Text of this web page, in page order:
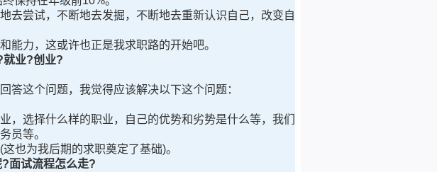
尝试，不断地去发掘，不断地去重新认识自己，改变自
力，这或许也正是我求职路的开始吧。
就业?创业?
这个问题，我觉得应该解决以下这个问题：
选择什么样的职业，自己的优势和劣势是什么等，我们
员等。
为我后期的求职奠定了基础)。
面试流程怎么走?